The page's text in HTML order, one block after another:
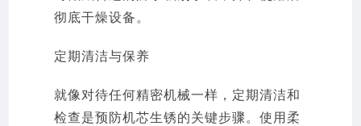
彻底干燥设备。
定期清洁与保养
就像对待任何精密机械一样，定期清洁和
检查是预防机芯生锈的关键步骤。使用柔